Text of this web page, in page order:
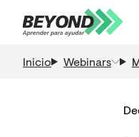
Inicio Webinars